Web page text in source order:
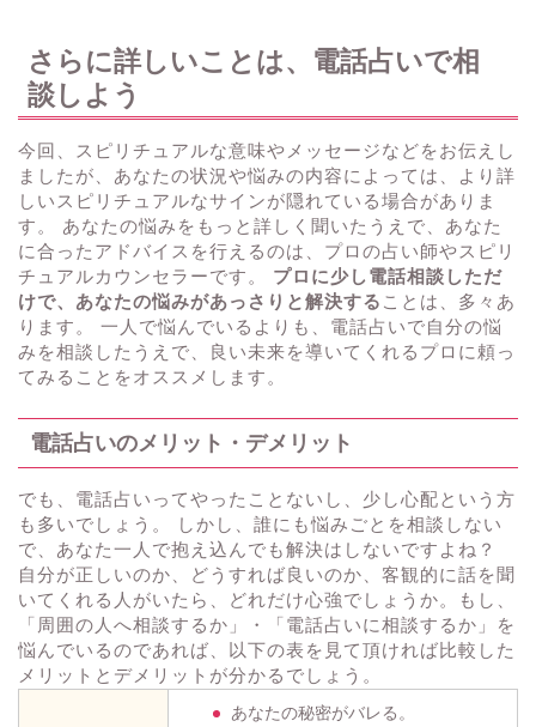
さらに詳しいことは、電話占いで相
談しよう
今回、スピリチュアルな意味やメッセージなどをお伝えし
ましたが、あなたの状況や悩みの内容によっては、より詳
しいスピリチュアルなサインが隠れている場合がありま
す。 あなたの悩みをもっと詳しく聞いたうえで、あなた
に合ったアドバイスを行えるのは、プロの占い師やスピリ
チュアルカウンセラーです。 プロに少し電話相談しただ
けで、あなたの悩みがあっさりと解決する ことは、多々あ
ります。 一人で悩んでいるよりも、電話占いで自分の悩
みを相談したうえで、良い未来を導いてくれるプロに頼っ
てみることをオススメします。
電話占いのメリット・デメリット
でも、電話占いってやったことないし、少し心配という方
も多いでしょう。 しかし、誰にも悩みごとを相談しない
で、あなた一人で抱え込んでも解決はしないですよね？
自分が正しいのか、どうすれば良いのか、客観的に話を聞
いてくれる人がいたら、どれだけ心強でしょうか。もし、
「周囲の人へ相談するか」・「電話占いに相談するか」を
悩んでいるのであれば、以下の表を見て頂ければ比較した
メリットとデメリットが分かるでしょう。
あなたの秘密がバレる。